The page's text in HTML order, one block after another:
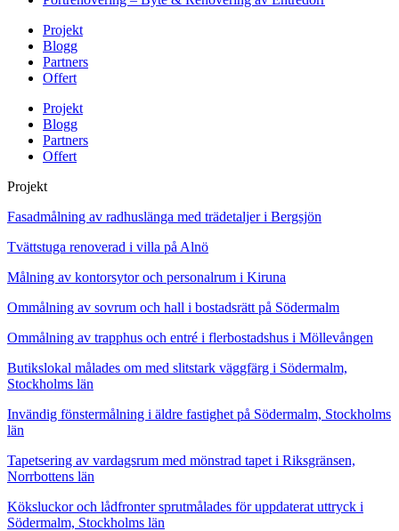
Projekt
Blogg
Partners
Offert
Projekt
Blogg
Partners
Offert
Projekt
Fasadmålning av radhuslänga med trädetaljer i Bergsjön
Tvättstuga renoverad i villa på Alnö
Målning av kontorsytor och personalrum i Kiruna
Ommålning av sovrum och hall i bostadsrätt på Södermalm
Ommålning av trapphus och entré i flerbostadshus i Möllevången
Butikslokal målades om med slitstark väggfärg i Södermalm,
Stockholms län
Invändig fönstermålning i äldre fastighet på Södermalm, Stockholms
län
Tapetsering av vardagsrum med mönstrad tapet i Riksgränsen,
Norrbottens län
Köksluckor och lådfronter sprutmålades för uppdaterat uttryck i
Södermalm, Stockholms län